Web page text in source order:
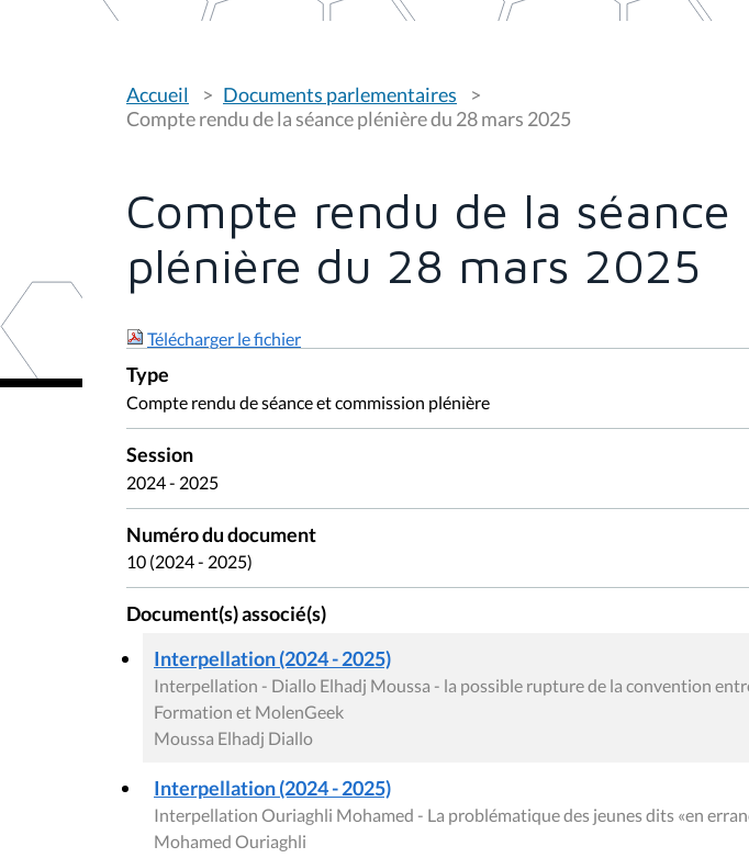
o
u
s
s
i
:
Accueil
Documents parlementaires
Compte rendu de la séance plénière du 28 mars 2025
Compte rendu de la séance
plénière du 28 mars 2025
Télécharger le fichier
Type
Compte rendu de séance et commission plénière
Session
2024 - 2025
Numéro du document
10 (2024 - 2025)
Document(s) associé(s)
Interpellation (2024 - 2025)
Interpellation - Diallo Elhadj Moussa - la possible rupture de la convention
Formation et MolenGeek
Moussa Elhadj Diallo
Interpellation (2024 - 2025)
Interpellation Ouriaghli Mohamed - La problématique des jeunes dits «en
Mohamed Ouriaghli